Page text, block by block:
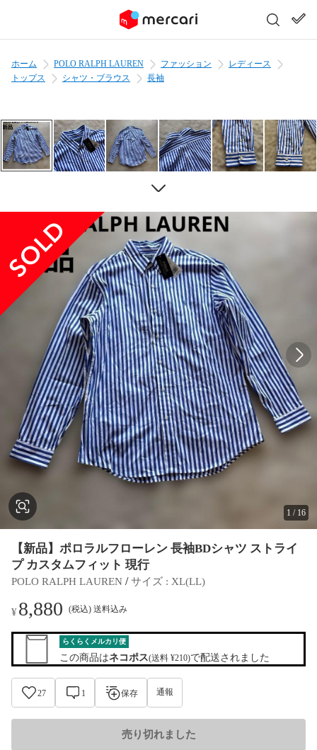
ホーム POLO RALPH LAUREN ファッション
レディース
トップス
シャツ・ブラウス 長袖
1 / 16
【新品】ポロラルフローレン 長袖BDシャツ ストライ
プ カスタムフィット 現行
POLO RALPH LAUREN / サイズ : XL(LL)
¥8,880 (税込) 送料込み
らくらくメルカリ便
この商品はネコポス(送料 ¥210)で配送されました
27 1 保存 通報
売り切れました